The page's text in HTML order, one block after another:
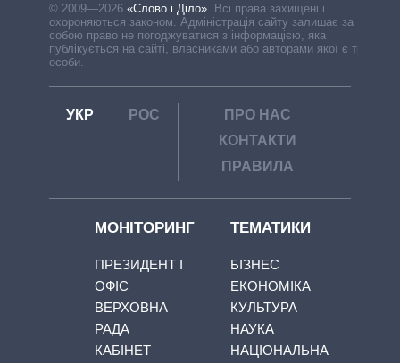
© 2009—2026 «Слово і Діло» Всі права захищені і
охороняються законом. Адміністрація сайту залишає за
собою право не погоджуватися з інформацією, яка
публікується на сайті, власниками або авторами якої є треті
особи.
УКР РОС
ПРО НАС
КОНТАКТИ
ПРАВИЛА
МОНІТОРИНГ
ПРЕЗИДЕНТ І
ОФІС
ВЕРХОВНА
РАДА
КАБІНЕТ
ТЕМАТИКИ
БІЗНЕС
ЕКОНОМІКА
КУЛЬТУРА
НАУКА
НАЦІОНАЛЬНА